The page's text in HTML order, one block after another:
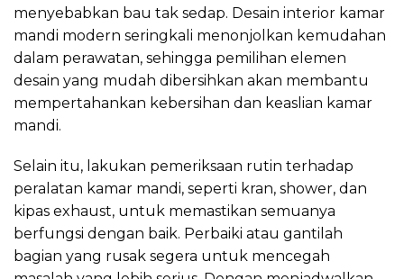
menyebabkan bau tak sedap. Desain interior kamar
mandi modern seringkali menonjolkan kemudahan
dalam perawatan, sehingga pemilihan elemen
desain yang mudah dibersihkan akan membantu
mempertahankan kebersihan dan keaslian kamar
mandi.
Selain itu, lakukan pemeriksaan rutin terhadap
peralatan kamar mandi, seperti kran, shower, dan
kipas exhaust, untuk memastikan semuanya
berfungsi dengan baik. Perbaiki atau gantilah
bagian yang rusak segera untuk mencegah